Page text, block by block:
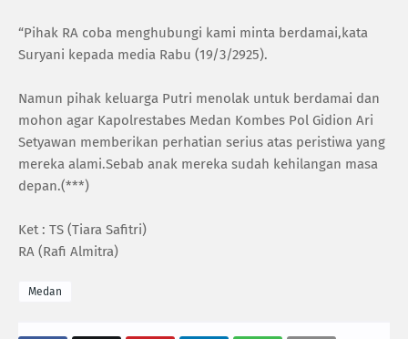
“Pihak RA coba menghubungi kami minta berdamai,kata
Suryani kepada media Rabu (19/3/2925).
Namun pihak keluarga Putri menolak untuk berdamai dan
mohon agar Kapolrestabes Medan Kombes Pol Gidion Ari
Setyawan memberikan perhatian serius atas peristiwa yang
mereka alami.Sebab anak mereka sudah kehilangan masa
depan.(***)
Ket : TS (Tiara Safitri)
RA (Rafi Almitra)
Medan